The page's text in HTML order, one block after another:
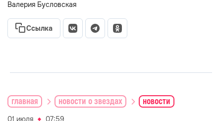
Валерия Бусловская
Ссылка
главная новости о звездах новости
01 июля 07:59